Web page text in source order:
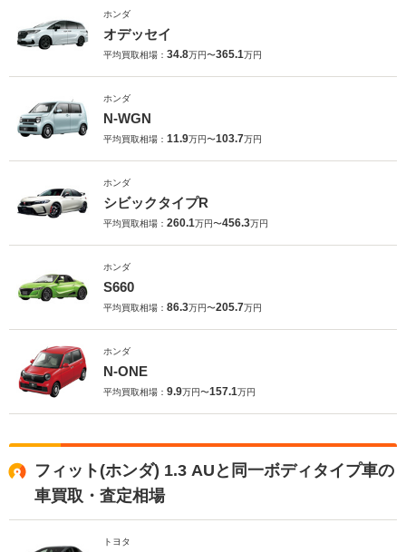
ホンダ
オデッセイ
平均買取相場： 34.8万円〜365.1万円
ホンダ
N-WGN
平均買取相場： 11.9万円〜103.7万円
ホンダ
シビックタイプR
平均買取相場： 260.1万円〜456.3万円
ホンダ
S660
平均買取相場： 86.3万円〜205.7万円
ホンダ
N-ONE
平均買取相場： 9.9万円〜157.1万円
フィット(ホンダ) 1.3 AUと同一ボディタイプ車の
車買取・査定相場
トヨタ